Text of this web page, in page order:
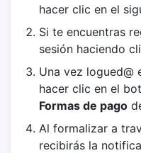
hacer clic en el
Si te encuentras
sesión haciendo
Una vez logued@
hacer clic en el
Formas de pago
Al formalizar a
recibirás la